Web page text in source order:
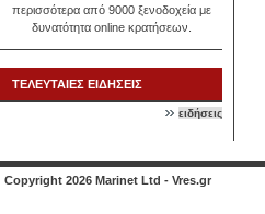
περισσότερα από 9000 ξενοδοχεία με
δυνατότητα online κρατήσεων.
ΤΕΛΕΥΤΑΙΕΣ ΕΙΔΗΣΕΙΣ
ειδήσεις
Copyright 2026 Marinet Ltd - Vres.gr